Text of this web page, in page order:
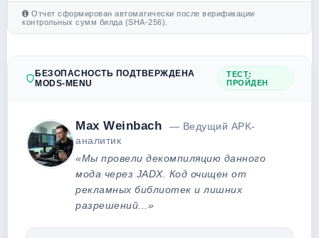
Отчет сформирован автоматически после верификации
контрольных сумм билда (SHA-256).
БЕЗОПАСНОСТЬ ПОДТВЕРЖДЕНА
MODS-MENU
ТЕСТ:
ПРОЙДЕН
Max Weinbach
— Ведущий APK-
аналитик
«Мы провели декомпиляцию данного
мода через JADX. Код очищен от
рекламных библиотек и лишних
разрешений...»